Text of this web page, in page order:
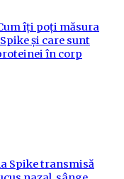
îți poți măsura
și care sunt
în corp
Spike transmisă